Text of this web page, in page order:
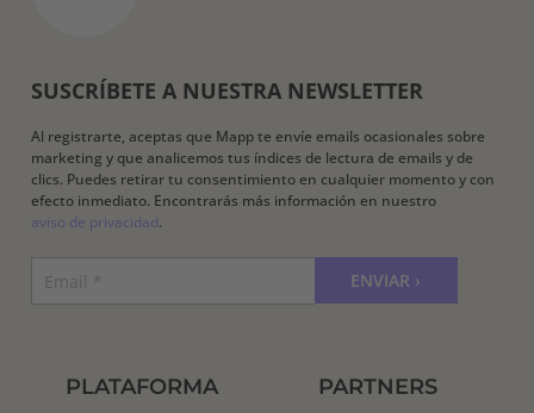
SUSCRÍBETE A NUESTRA NEWSLETTER
Al registrarte, aceptas que Mapp te envíe emails ocasionales sobre
marketing y que analicemos tus índices de lectura de emails y de
clics. Puedes retirar tu consentimiento en cualquier momento y con
efecto inmediato. Encontrarás más información en nuestro
aviso de privacidad.
PLATAFORMA PARTNERS